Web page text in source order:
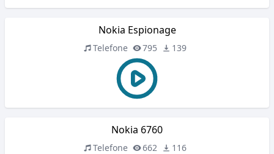
Nokia Espionage
Telefone 795 139
Nokia 6760
Telefone 662 116